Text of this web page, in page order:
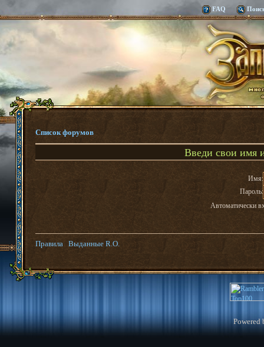
FAQ
Список форумов
Введи свои имя
Имя:
Пароль:
Автоматически
Правила Выданные R.O.
Powered